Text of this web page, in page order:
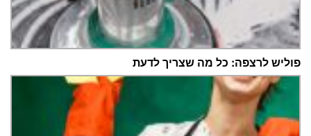
פוליש לרצפה: כל מה שצריך לדעת